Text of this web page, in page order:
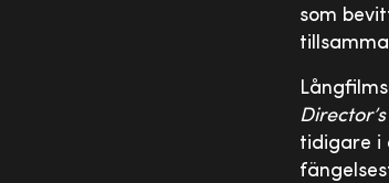
som
tidigare i